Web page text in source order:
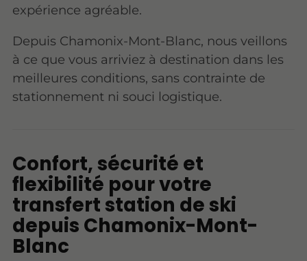
expérience agréable.
Depuis Chamonix-Mont-Blanc, nous veillons
à ce que vous arriviez à destination dans les
meilleures conditions, sans contrainte de
stationnement ni souci logistique.
Confort, sécurité et
flexibilité pour votre
transfert station de ski
depuis Chamonix-Mont-
Blanc